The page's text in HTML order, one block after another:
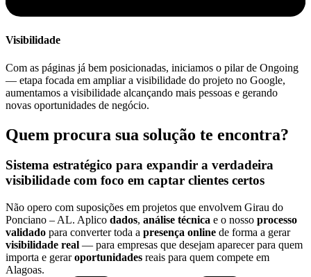
Visibilidade
Com as páginas já bem posicionadas, iniciamos o pilar de Ongoing
— etapa focada em ampliar a visibilidade do projeto no Google,
aumentamos a visibilidade alcançando mais pessoas e gerando
novas oportunidades de negócio.
Quem procura sua solução te encontra?
Sistema estratégico para expandir a verdadeira
visibilidade com foco em captar clientes certos
Não opero com suposições em projetos que envolvem Girau do
Ponciano – AL. Aplico dados, análise técnica e o nosso processo
validado para converter toda a presença online de forma a gerar
visibilidade real — para empresas que desejam aparecer para quem
importa e geraroportunidades reais para quem compete em
Alagoas.